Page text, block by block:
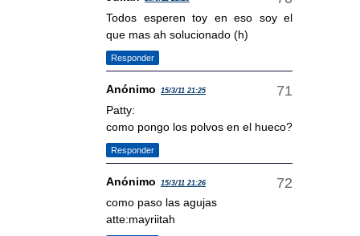
Todos esperen toy en eso soy el
que mas ah solucionado (h)
Responder
Anónimo 15/3/11 21:25
Patty:
como pongo los polvos en el hueco?
Responder
Anónimo 15/3/11 21:26
como paso las agujas
atte:mayriitah